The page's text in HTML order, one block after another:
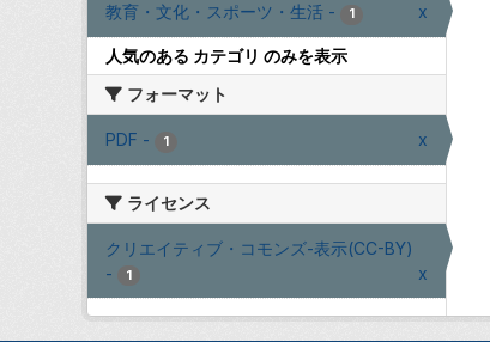
教育・文化・スポーツ・生活 - 1 x
人気のある カテゴリ のみを表示
フォーマット
PDF - 1 x
ライセンス
クリエイティブ・コモンズ-表示(CC-BY)
-
1 x